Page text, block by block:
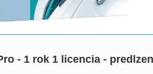
- 1 rok 1 licencia -